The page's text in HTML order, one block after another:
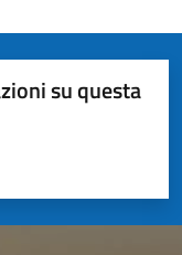
su questa